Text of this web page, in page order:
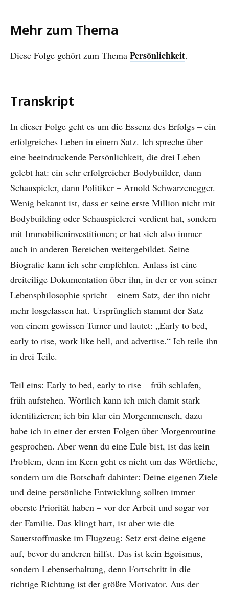
Mehr zum Thema
Diese Folge gehört zum Thema Persönlichkeit.
Transkript
In dieser Folge geht es um die Essenz des Erfolgs – ein
erfolgreiches Leben in einem Satz. Ich spreche über
eine beeindruckende Persönlichkeit, die drei Leben
gelebt hat: ein sehr erfolgreicher Bodybuilder, dann
Schauspieler, dann Politiker – Arnold Schwarzenegger.
Wenig bekannt ist, dass er seine erste Million nicht mit
Bodybuilding oder Schauspielerei verdient hat, sondern
mit Immobilieninvestitionen; er hat sich also immer
auch in anderen Bereichen weitergebildet. Seine
Biografie kann ich sehr empfehlen. Anlass ist eine
dreiteilige Dokumentation über ihn, in der er von seiner
Lebensphilosophie spricht – einem Satz, der ihn nicht
mehr losgelassen hat. Ursprünglich stammt der Satz
von einem gewissen Turner und lautet: „Early to bed,
early to rise, work like hell, and advertise.“ Ich teile ihn
in drei Teile.
Teil eins: Early to bed, early to rise – früh schlafen,
früh aufstehen. Wörtlich kann ich mich damit stark
identifizieren; ich bin klar ein Morgenmensch, dazu
habe ich in einer der ersten Folgen über Morgenroutine
gesprochen. Aber wenn du eine Eule bist, ist das kein
Problem, denn im Kern geht es nicht um das Wörtliche,
sondern um die Botschaft dahinter: Deine eigenen Ziele
und deine persönliche Entwicklung sollten immer
oberste Priorität haben – vor der Arbeit und sogar vor
der Familie. Das klingt hart, ist aber wie die
Sauerstoffmaske im Flugzeug: Setz erst deine eigene
auf, bevor du anderen hilfst. Das ist kein Egoismus,
sondern Lebenserhaltung, denn Fortschritt in die
richtige Richtung ist der größte Motivator. Aus der